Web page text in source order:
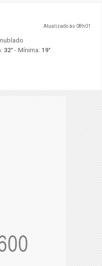
Atualizado às 08h01
32° - Mínima: 19°